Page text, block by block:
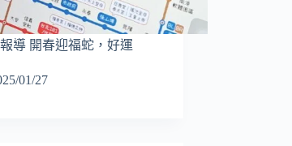
導 開春迎福蛇，好運
01/27